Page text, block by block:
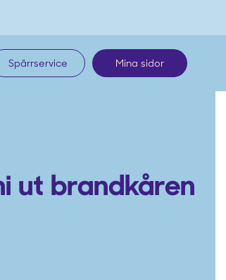
Spärrservice Mina sidor
ut brandkåren